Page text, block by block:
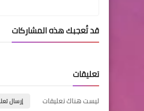
قد تُعجبك هذه المشاركات
تعليقات
ليست هناك تعليقات إرسال